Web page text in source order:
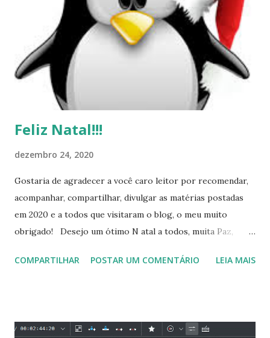
as pessoas encontrarem os procedimentos de inicialização
mais comuns. O Fcitx foi adicionado para melhorar ainda
mais o suporte de entrada. Um menu permite que você
escolha entre Fcitx e Ibus. O download da versão antiga do
PXE foi interrompido. Eu sugiro usar o novo método para
inicializar o Parted Magic via PXE: https://partedma...
Feliz Natal!!!
dezembro 24, 2020
Gostaria de agradecer a você caro leitor por recomendar,
acompanhar, compartilhar, divulgar as matérias postadas
em 2020 e a todos que visitaram o blog, o meu muito
obrigado! Desejo um ótimo N atal a todos, muita Paz,
novamente. Lembrando que você pode ajudar
COMPARTILHAR POSTAR UM COMENTÁRIO LEIA MAIS